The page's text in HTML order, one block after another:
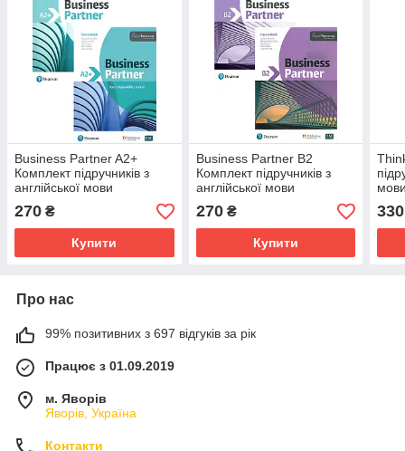
Business Partner A2+
Комплект підручників з
англійської мови
270 ₴
Купити
Business Partner В2
Комплект підручників з
англійської мови
270₴
Купити
330
Про нас
99% позитивних з 697 відгуків за рік
Працює з 01.09.2019
м. Яворів
Яворів, Україна
Контакти